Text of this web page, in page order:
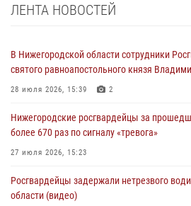
ЛЕНТА НОВОСТЕЙ
В Нижегородской области сотрудники
святого равноапостольного князя
28 июля 2026, 15:39 2
Нижегородские росгвардейцы за
более 670 раз по сигналу «тревога»
27 июля 2026, 15:23
Росгвардейцы задержали нетрезвого
области (видео)